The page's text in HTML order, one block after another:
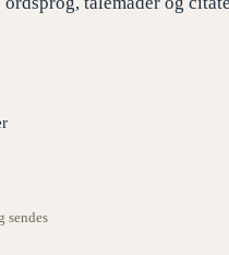
sendes